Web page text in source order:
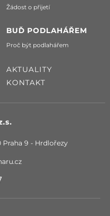
Žádost o přijetí
BUĎ PODLAHÁŘEM
Proč být podlahářem
AKTUALITY
KONTAKT
Praha 9 - Hrdlořezy